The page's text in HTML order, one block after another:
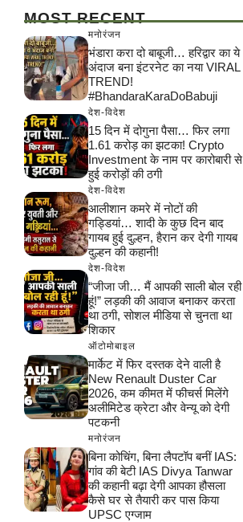
MOST RECENT
मनोरंजन
भंडारा करा दो बाबूजी… हरिद्वार का ये
अंदाज बना इंटरनेट का नया VIRAL
TREND!
#BhandaraKaraDoBabuji
देश-विदेश
15 दिन में दोगुना पैसा… फिर लगा
1.61 करोड़ का झटका! Crypto
Investment के नाम पर कारोबारी से
हुई करोड़ों की ठगी
देश-विदेश
आलीशान कमरे में नोटों की
गड्डियां… शादी के कुछ दिन बाद
गायब हुई दुल्हन, हैरान कर देगी गायब
दुल्हन की कहानी!
देश-विदेश
“जीजा जी… मैं आपकी साली बोल रही
हूं!” लड़की की आवाज बनाकर करता
था ठगी, सोशल मीडिया से चुनता था
शिकार
ऑटोमोबाइल
मार्केट में फिर दस्तक देने वाली है
New Renault Duster Car
2026, कम कीमत में फीचर्स मिलेंगे
अलीमिटेड क्रेटा और वेन्यू को देगी
पटकनी
मनोरंजन
बिना कोचिंग, बिना लैपटॉप बनीं IAS:
गांव की बेटी IAS Divya Tanwar
की कहानी बढ़ा देगी आपका हौसला
कैसे घर से तैयारी कर पास किया
UPSC एग्जाम